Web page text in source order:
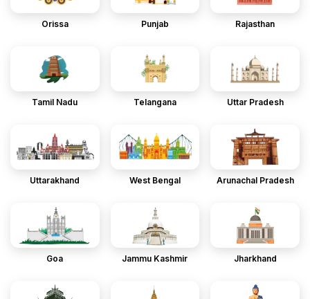
Orissa Punjab Rajasthan
Tamil Nadu Telangana Uttar Pradesh
Uttarakhand West Bengal Arunachal Pradesh
Goa Jammu Kashmir Jharkhand